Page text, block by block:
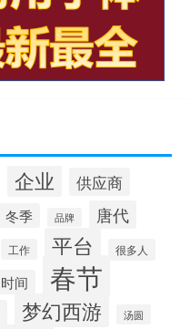
企业 供应商
冬季 品牌 唐代
工作 平台 很多人
时间 春节
梦幻西游 汤圆